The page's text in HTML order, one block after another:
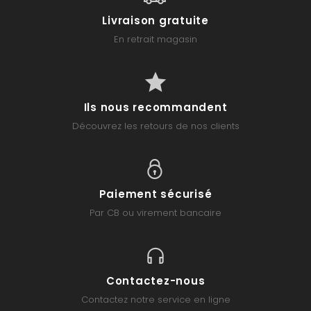
Livraison gratuite
En retrait magasin
Ils nous recommandent
Découvrez les retours de nos clients
Paiement sécurisé
Par CB ou virement bancaire
Contactez-nous
Contactez notre service en ligne